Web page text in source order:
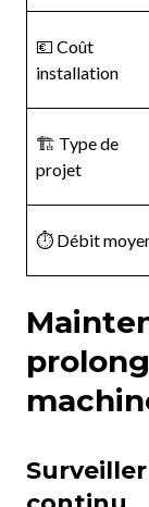
💶 Coût
installation
🏗️ Type de
projet
⏱️ Débit